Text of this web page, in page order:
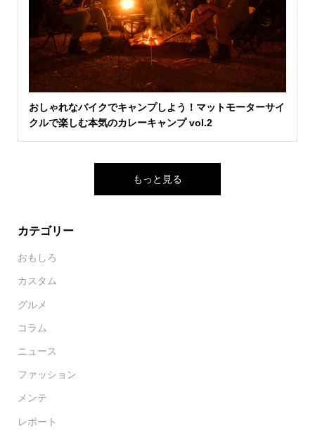
おしゃれなバイクでキャンプしよう！マットモーターサイ
クルで楽しむ本気のカレーキャンプ vol.2
もっと見る
カテゴリー
おもしろ
カスタム
グルメ
コラム
ニュース
ファッション
メンテ
レポート